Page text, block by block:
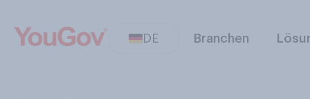
DE Branchen